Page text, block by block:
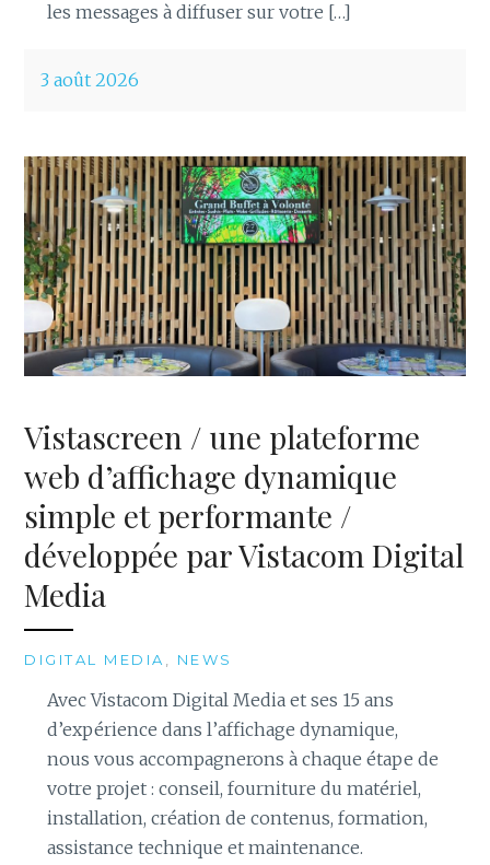
les messages à diffuser sur votre […]
3 août 2026
Vistascreen / une plateforme
web d’affichage dynamique
simple et performante /
développée par Vistacom Digital
Media
DIGITAL MEDIA , NEWS
Avec Vistacom Digital Media et ses 15 ans
d’expérience dans l’affichage dynamique,
nous vous accompagnerons à chaque étape de
votre projet : conseil, fourniture du matériel,
installation, création de contenus, formation,
assistance technique et maintenance.